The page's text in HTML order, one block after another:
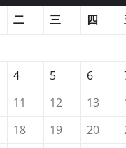
二 三 四
4 5 6
11 12 13
18 19 20